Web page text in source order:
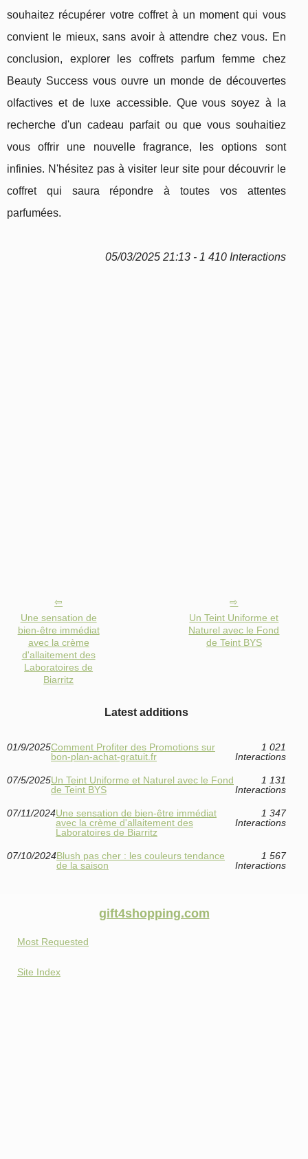
souhaitez récupérer votre coffret à un moment qui vous
convient le mieux, sans avoir à attendre chez vous. En
conclusion, explorer les coffrets parfum femme chez
Beauty Success vous ouvre un monde de découvertes
olfactives et de luxe accessible. Que vous soyez à la
recherche d'un cadeau parfait ou que vous souhaitiez
vous offrir une nouvelle fragrance, les options sont
infinies. N'hésitez pas à visiter leur site pour découvrir le
coffret qui saura répondre à toutes vos attentes
parfumées.
05/03/2025 21:13 - 1 410 Interactions
Une sensation de
bien-être immédiat
avec la crème
d'allaitement des
Laboratoires de
Biarritz
Un Teint Uniforme et
Naturel avec le Fond
de Teint BYS
Latest additions
01/9/2025Comment Profiter des Promotions sur
bon-plan-achat-gratuit.fr
1 021
Interactions
07/5/2025Un Teint Uniforme et Naturel avec le Fond
de Teint BYS
1 131
Interactions
07/11/2024Une sensation de bien-être immédiat
avec la crème d'allaitement des
Laboratoires de Biarritz
1 347
Interactions
07/10/2024Blush pas cher : les couleurs tendance
de la saison
1 567
Interactions
gift4shopping.com
Most Requested
Site Index